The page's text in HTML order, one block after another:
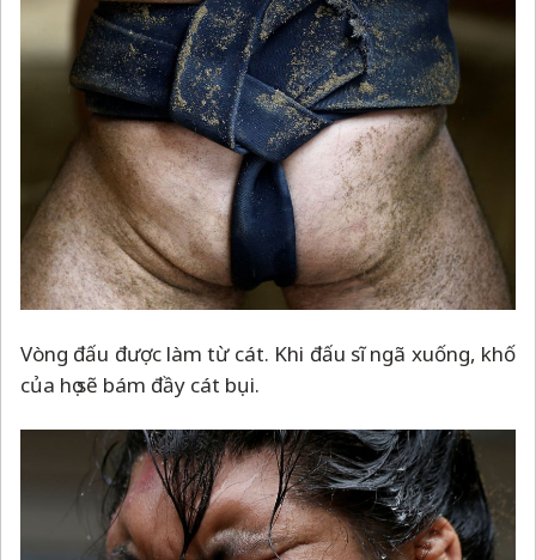
Vòng đấu được làm từ cát. Khi đấu sĩ ngã xuống, khố
của họ sẽ bám đầy cát bụi.